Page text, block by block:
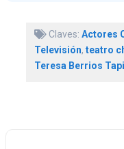
Claves: Actores
Televisión, teatro
Teresa Berrios